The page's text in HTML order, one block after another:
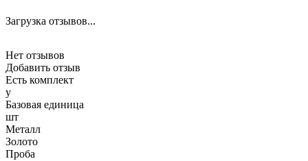
Загрузка отзывов...
Нет отзывов
Добавить отзыв
Есть комплект
y
Базовая единица
шт
Металл
Золото
Проба